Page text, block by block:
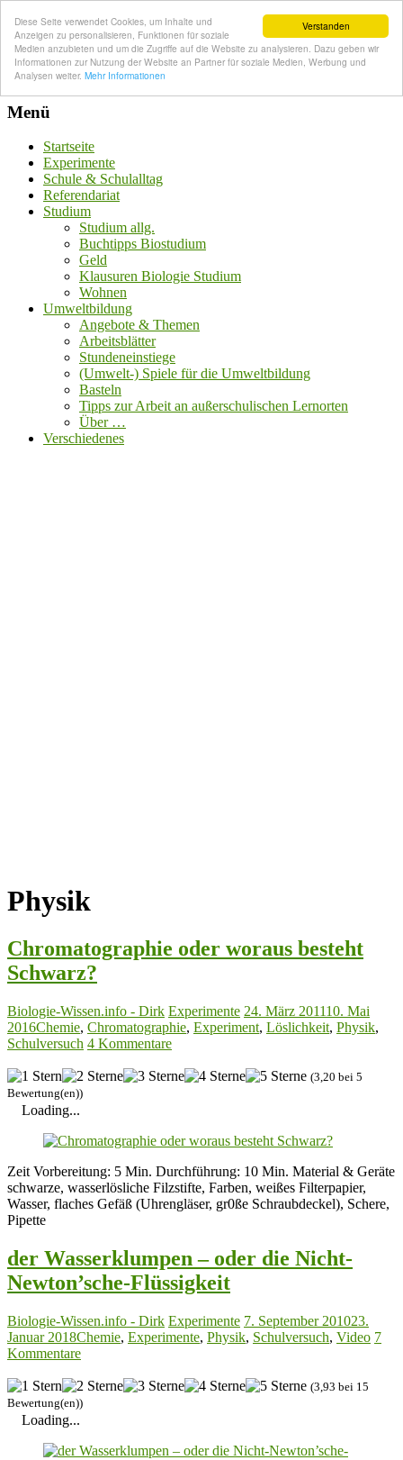
Verstanden
Diese Seite verwendet Cookies, um Inhalte und
Anzeigen zu personalisieren, Funktionen für soziale
Medien anzubieten und um die Zugriffe auf die Website zu analysieren. Dazu geben wir
Informationen zur Nutzung der Website an Partner für soziale Medien, Werbung und
Analysen weiter. Mehr Informationen
Menü
Startseite
Experimente
Schule & Schulalltag
Referendariat
Studium
Studium allg.
Buchtipps Biostudium
Geld
Klausuren Biologie Studium
Wohnen
Umweltbildung
Angebote & Themen
Arbeitsblätter
Stundeneinstiege
(Umwelt-) Spiele für die Umweltbildung
Basteln
Tipps zur Arbeit an außerschulischen Lernorten
Über …
Verschiedenes
Physik
Chromatographie oder woraus besteht
Schwarz?
Biologie-Wissen.info - Dirk Experimente 24. März 201110. Mai
2016Chemie, Chromatographie, Experiment, Löslichkeit, Physik,
Schulversuch 4 Kommentare
(3,20 bei 5
Bewertung(en))
Loading...
Zeit Vorbereitung: 5 Min. Durchführung: 10 Min. Material & Geräte
schwarze, wasserlösliche Filzstifte, Farben, weißes Filterpapier,
Wasser, flaches Gefäß (Uhrengläser, gr0ße Schraubdeckel), Schere,
Pipette
der Wasserklumpen – oder die Nicht-
Newton’sche-Flüssigkeit
Biologie-Wissen.info - Dirk Experimente 7. September 201023.
Januar 2018Chemie, Experimente, Physik, Schulversuch, Video 7
Kommentare
(3,93 bei 15
Bewertung(en))
Loading...